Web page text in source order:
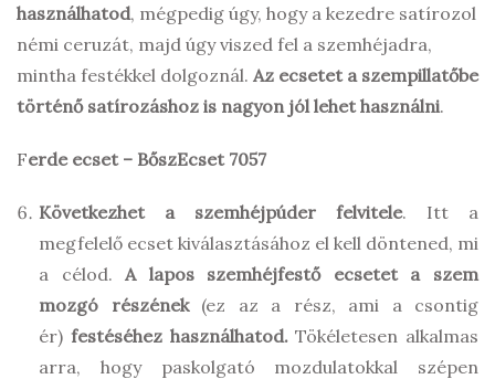
használhatod, mégpedig úgy, hogy a kezedre satírozol
némi ceruzát, majd úgy viszed fel a szemhéjadra,
mintha festékkel dolgoznál. Az ecsetet a szempillatőbe
történő satírozáshoz is nagyon jól lehet használni.
Ferde ecset – BőszEcset 7057
Következhet a szemhéjpúder felvitele. Itt a
megfelelő ecset kiválasztásához el kell döntened, mi
a célod.A lapos szemhéjfestő ecsetet a szem
mozgó részének(ez az a rész, ami a csontig
ér) festéséhez használhatod.Tökéletesen alkalmas
arra, hogy paskolgató mozdulatokkal szépen